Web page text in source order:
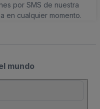
por SMS de nuestra
en cualquier momento.
mundo